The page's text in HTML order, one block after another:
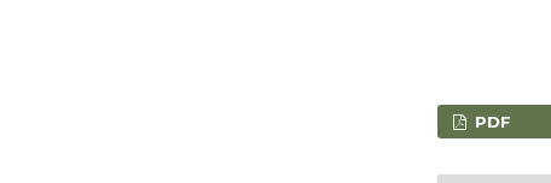
PDF